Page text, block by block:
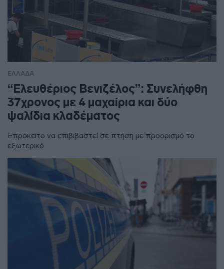
ΕΛΛΑΔΑ
“Ελευθέριος Βενιζέλος”: Συνελήφθη
37χρονος με 4 μαχαίρια και δύο
ψαλίδια κλαδέματος
Επρόκειτο να επιβιβαστεί σε πτήση με προορισμό το
εξωτερικό